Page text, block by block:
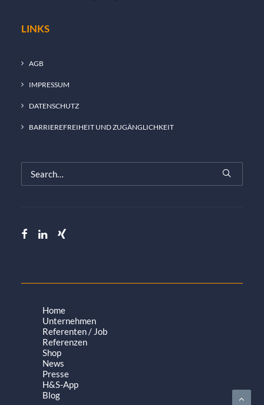
LINKS
AGB
IMPRESSUM
DATENSCHUTZ
BARRIEREFREIHEIT UND ZUGÄNGLICHKEIT
Home
Unternehmen
Referenten / Job
Referenzen
Shop
News
Presse
H&S-App
Blog